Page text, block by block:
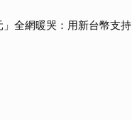
全網暖哭：用新台幣支持